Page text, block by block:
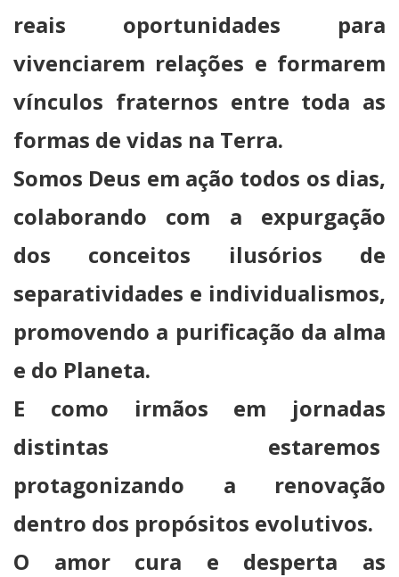
reais oportunidades para
vivenciarem relações e formarem
vínculos fraternos entre toda as
formas de vidas na Terra.
Somos Deus em ação todos os dias,
colaborando com a expurgação
dos conceitos ilusórios de
separatividades e individualismos,
promovendo a purificação da alma
e do Planeta.
E como irmãos em jornadas
distintas estaremos
protagonizando a renovação
dentro dos propósitos evolutivos.
O amor cura e desperta as